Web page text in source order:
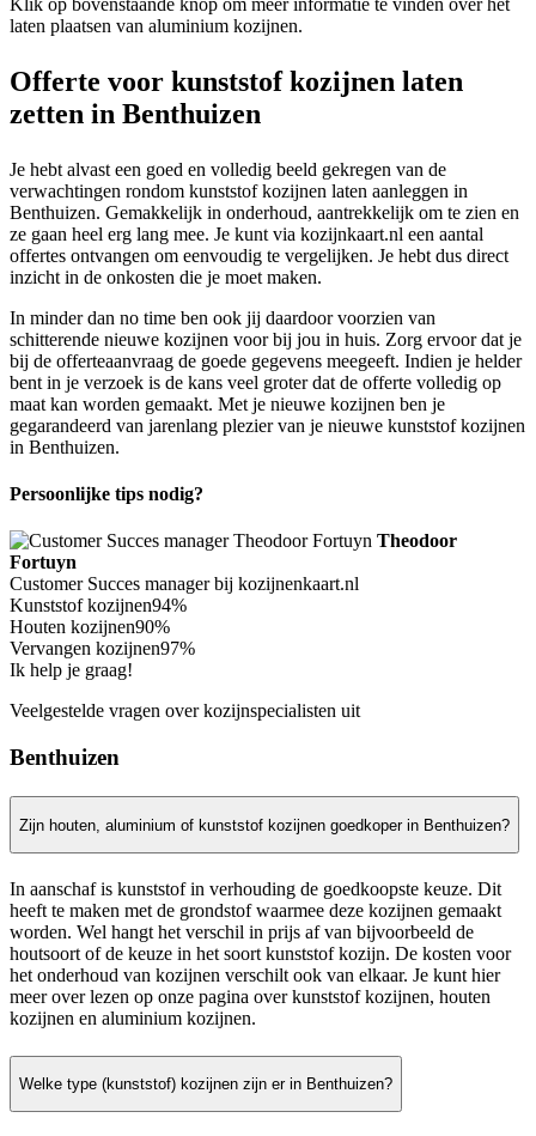
Klik op bovenstaande knop om meer informatie te vinden over het
laten plaatsen van aluminium kozijnen.
Offerte voor kunststof kozijnen laten
zetten in Benthuizen
Je hebt alvast een goed en volledig beeld gekregen van de
verwachtingen rondom kunststof kozijnen laten aanleggen in
Benthuizen. Gemakkelijk in onderhoud, aantrekkelijk om te zien en
ze gaan heel erg lang mee. Je kunt via kozijnkaart.nl een aantal
offertes ontvangen om eenvoudig te vergelijken. Je hebt dus direct
inzicht in de onkosten die je moet maken.
In minder dan no time ben ook jij daardoor voorzien van
schitterende nieuwe kozijnen voor bij jou in huis. Zorg ervoor dat je
bij de offerteaanvraag de goede gegevens meegeeft. Indien je helder
bent in je verzoek is de kans veel groter dat de offerte volledig op
maat kan worden gemaakt. Met je nieuwe kozijnen ben je
gegarandeerd van jarenlang plezier van je nieuwe kunststof kozijnen
in Benthuizen.
Persoonlijke tips nodig?
Theodoor
Fortuyn
Customer Succes manager bij kozijnenkaart.nl
Kunststof kozijnen94%
Houten kozijnen90%
Vervangen kozijnen97%
Ik help je graag!
Veelgestelde vragen over kozijnspecialisten uit
Benthuizen
Zijn houten, aluminium of kunststof kozijnen goedkoper in Benthuizen?
In aanschaf is kunststof in verhouding de goedkoopste keuze. Dit
heeft te maken met de grondstof waarmee deze kozijnen gemaakt
worden. Wel hangt het verschil in prijs af van bijvoorbeeld de
houtsoort of de keuze in het soort kunststof kozijn. De kosten voor
het onderhoud van kozijnen verschilt ook van elkaar. Je kunt hier
meer over lezen op onze pagina over kunststof kozijnen, houten
kozijnen en aluminium kozijnen.
Welke type (kunststof) kozijnen zijn er in Benthuizen?